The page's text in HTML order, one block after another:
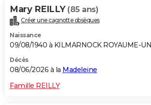
Mary REILLY (85 ans)
Créer une cagnotte obsèques
Naissance
09/08/1940 à KILMARNOCK ROYAUME-UNI
Décès
08/06/2026 à la Madeleine
Famille REILLY